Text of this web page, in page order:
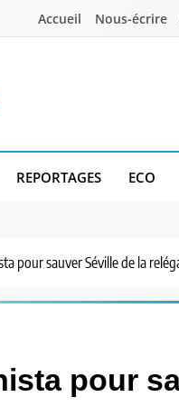
Accueil Nous-écrire
REPORTAGES ECO
pour sauver Séville de la
pour